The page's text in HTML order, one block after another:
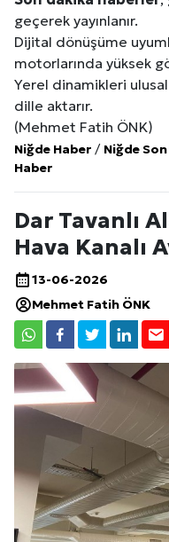
geçerek yayınlanır.
Dijital dönüşüme
motorlarında yüksek
Yerel dinamikleri
dille aktarır.
(Mehmet Fatih ÖNK)
Niğde Haber / Niğde
Haber
Dar Tavanlı
Hava Kanalı
13-06-2026
Mehmet Fatih ÖNK